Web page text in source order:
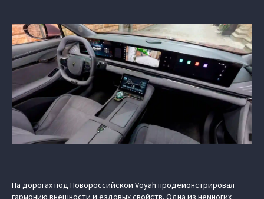
На дорогах под Новороссийском Voyah продемонстрировал
гармонию внешности и ездовых свойств. Одна из немногих